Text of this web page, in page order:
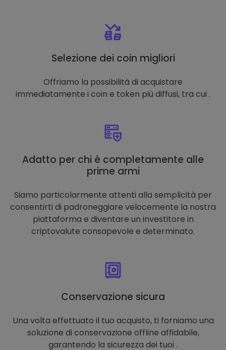
Selezione dei coin migliori
Offriamo la possibilità di acquistare
immediatamente i coin e token più diffusi, tra cui .
Adatto per chi è completamente alle
prime armi
Siamo particolarmente attenti alla semplicità per
consentirti di padroneggiare velocemente la nostra
piattaforma e diventare un investitore in
criptovalute consapevole e determinato.
Conservazione sicura
Una volta effettuato il tuo acquisto, ti forniamo una
soluzione di conservazione offline affidabile,
garantendo la sicurezza dei tuoi .